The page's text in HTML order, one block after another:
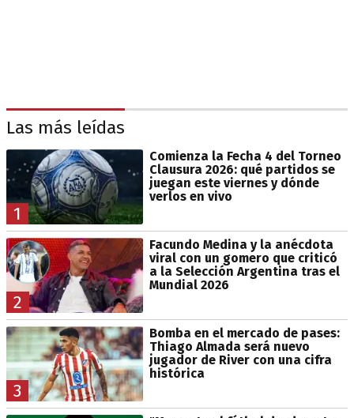
Las más leídas
1
Comienza la Fecha 4 del Torneo
Clausura 2026: qué partidos se
juegan este viernes y dónde
verlos en vivo
2
Facundo Medina y la anécdota
viral con un gomero que criticó
a la Selección Argentina tras el
Mundial 2026
3
Bomba en el mercado de pases:
Thiago Almada será nuevo
jugador de River con una cifra
histórica